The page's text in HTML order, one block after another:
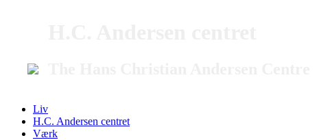
Liv
H.C. Andersen centret
Værk